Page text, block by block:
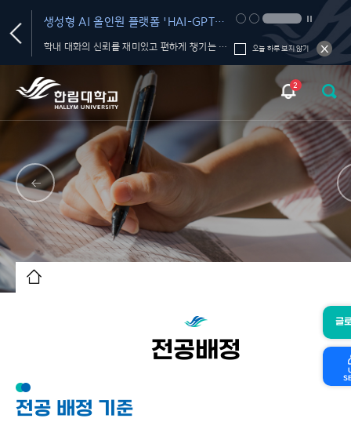
생성형 AI 올인원 플랫폼 'HAI-GPT
서비스' OPEN
학내 대화의 신뢰를 재미있고 편하게 챙기는 FactChat
MEeT
Technology
2026. 9. 10.(목)
오늘 하루 보지 않기
2
글
전공배정
전공 배정 기준